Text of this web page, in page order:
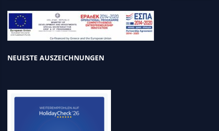
NEUESTE AUSZEICHNUNGEN